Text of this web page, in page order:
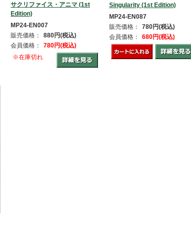
サクリファイス・アニマ (1st
Edition)
MP24-EN007
販売価格：
880円(税込)
会員価格：
780円(税込)
※在庫切れ
Singularity (1st Edition)
MP24-EN087
販売価格：
780円(税込)
会員価格：
680円(税込)